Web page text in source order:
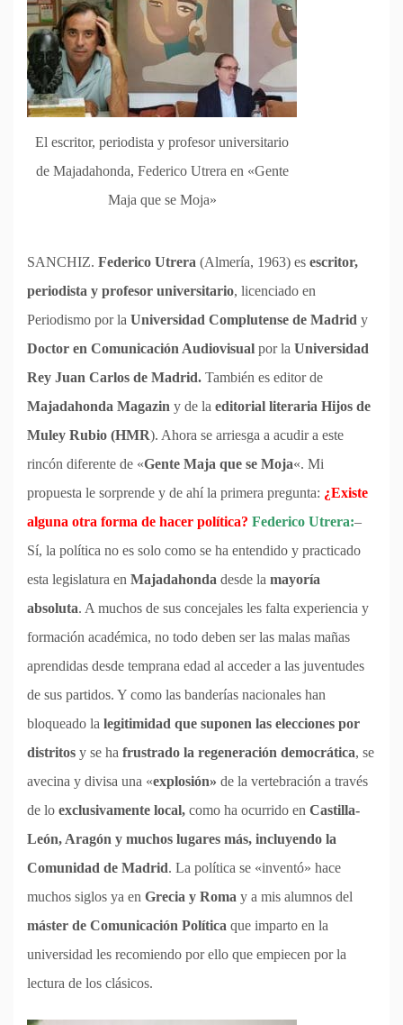
El escritor, periodista y profesor universitario
de Majadahonda, Federico Utrera en «Gente
Maja que se Moja»
SANCHIZ. Federico Utrera (Almería, 1963) es escritor,
periodista y profesor universitario, licenciado en
Periodismo por la Universidad Complutense de Madrid y
Doctor en Comunicación Audiovisual por la Universidad
Rey Juan Carlos de Madrid. También es editor de
Majadahonda Magazin y de la editorial literaria Hijos de
Muley Rubio (HMR). Ahora se arriesga a acudir a este
rincón diferente de «Gente Maja que se Moja«. Mi
propuesta le sorprende y de ahí la primera pregunta: ¿Existe
alguna otra forma de hacer política? Federico Utrera:–
Sí, la política no es solo como se ha entendido y practicado
esta legislatura en Majadahonda desde la mayoría
absoluta. A muchos de sus concejales les falta experiencia y
formación académica, no todo deben ser las malas mañas
aprendidas desde temprana edad al acceder a las juventudes
de sus partidos. Y como las banderías nacionales han
bloqueado la legitimidad que suponen las elecciones por
distritos y se ha frustrado la regeneración democrática, se
avecina y divisa una «explosión» de la vertebración a través
de lo exclusivamente local, como ha ocurrido en Castilla-
León, Aragón y muchos lugares más, incluyendo la
Comunidad de Madrid. La política se «inventó» hace
muchos siglos ya en Grecia y Roma y a mis alumnos del
máster de Comunicación Política que imparto en la
universidad les recomiendo por ello que empiecen por la
lectura de los clásicos.